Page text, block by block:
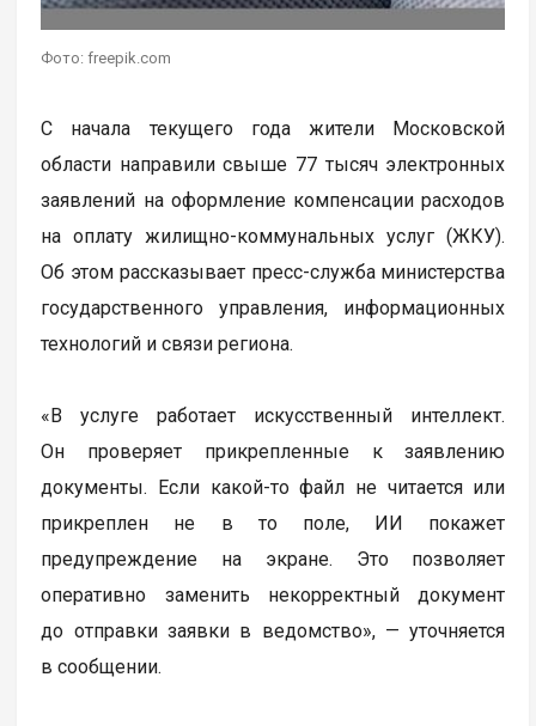
Фото: freepik.com
С начала текущего года жители Московской
области направили свыше 77 тысяч электронных
заявлений на оформление компенсации расходов
на оплату жилищно-коммунальных услуг (ЖКУ).
Об этом рассказывает пресс-служба министерства
государственного управления, информационных
технологий и связи региона.
«В услуге работает искусственный интеллект.
Он проверяет прикрепленные к заявлению
документы. Если какой-то файл не читается или
прикреплен не в то поле, ИИ покажет
предупреждение на экране. Это позволяет
оперативно заменить некорректный документ
до отправки заявки в ведомство», — уточняется
в сообщении.